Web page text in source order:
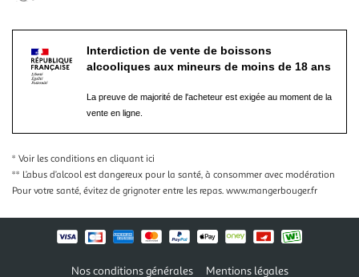
Interdiction de vente de boissons
alcooliques aux mineurs de moins de 18 ans
La preuve de majorité de l'acheteur est exigée au moment de la
vente en ligne.
* Voir les conditions en cliquant ici
** L’abus d’alcool est dangereux pour la santé, à consommer avec modération
Pour votre santé, évitez de grignoter entre les repas. www.mangerbouger.fr
Nos conditions générales Mentions légales